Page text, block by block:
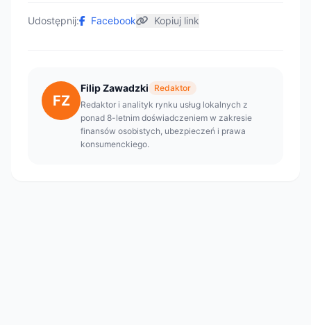
Udostępnij: Facebook Kopiuj link
FZ
Filip Zawadzki
Redaktor
Redaktor i analityk rynku usług lokalnych z
ponad 8-letnim doświadczeniem w zakresie
finansów osobistych, ubezpieczeń i prawa
konsumenckiego.